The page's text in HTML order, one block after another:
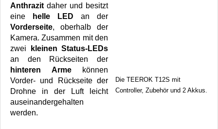
Die TEEROK T12S mit
Controller, Zubehör und 2 Akkus.
Anthrazit daher und besitzt
eine
helle LED an der
Vorderseite, oberhalb der
Kamera. Zusammen mit den
zwei
kleinen Status-LEDs
an den Rückseiten der
hinteren Armekönnen
Vorder- und Rückseite der
Drohne in der Luft leicht
auseinandergehalten
werden.